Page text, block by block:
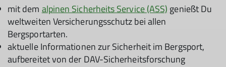
mit demalpinen Sicherheits Service (ASS)genießt Du
weltweiten Versicherungsschutz bei allen
Bergsportarten.
aktuelle Informationen zur Sicherheit im Bergsport,
aufbereitet von der DAV-Sicherheitsforschung